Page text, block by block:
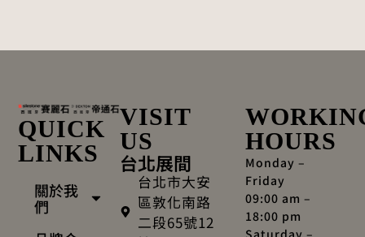
QUICK
LINKS
關於我
們
VISIT
US
台北展間
台北市大安
區敦化南路
二段65號12
HOURS
Monday –
Friday
09:00 am –
18:00 pm